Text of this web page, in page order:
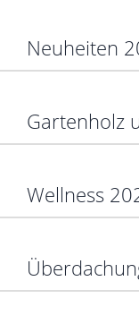
Neuheiten
Gartenholz
Wellness